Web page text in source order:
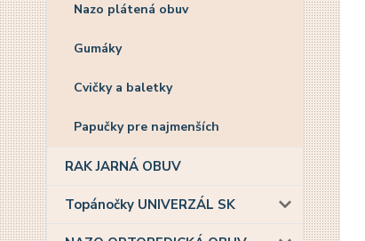
Nazo plátená obuv
Gumáky
Cvičky a baletky
Papučky pre najmenších
RAK JARNÁ OBUV
Topánočky UNIVERZÁL SK